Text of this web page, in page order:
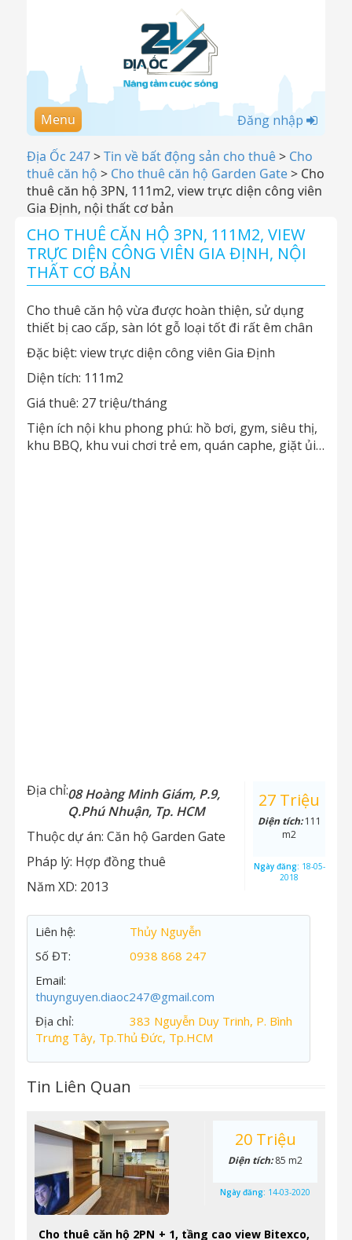
Menu Đăng nhập
Địa Ốc 247>Tin về bất động sản cho thuê> Cho
thuê căn hộ > Cho thuê căn hộ Garden Gate> Cho
thuê căn hộ 3PN, 111m2, view trực diện công viên
Gia Định, nội thất cơ bản
CHO THUÊ CĂN HỘ 3PN, 111M2, VIEW
TRỰC DIỆN CÔNG VIÊN GIA ĐỊNH, NỘI
THẤT CƠ BẢN
Cho thuê căn hộ vừa được hoàn thiện, sử dụng
thiết bị cao cấp, sàn lót gỗ loại tốt đi rất êm chân
Đặc biệt: view trực diện công viên Gia Định
Diện tích: 111m2
Giá thuê: 27 triệu/tháng
Tiện ích nội khu phong phú: hồ bơi, gym, siêu thị,
khu BBQ, khu vui chơi trẻ em, quán caphe, giặt ủi…
Địa chỉ:08 Hoàng Minh Giám, P.9,
Q.Phú Nhuận, Tp. HCM
Thuộc dự án: Căn hộ Garden Gate
Pháp lý: Hợp đồng thuê
Năm XD: 2013
27 Triệu
Diện tích:111
m2
Ngày đăng: 18-05-
2018
Liên hệ:
Thủy Nguyễn
Số ĐT:
0938 868 247
Email:
thuynguyen.diaoc247@gmail.com
Địa chỉ:
383 Nguyễn Duy Trinh, P. Bình
Trưng Tây, Tp.Thủ Đức, Tp.HCM
Tin Liên Quan
Cho thuê căn hộ 2PN + 1, tầng cao view Bitexco,
20 Triệu
Diện tích:85 m2
Ngày đăng: 14-03-2020